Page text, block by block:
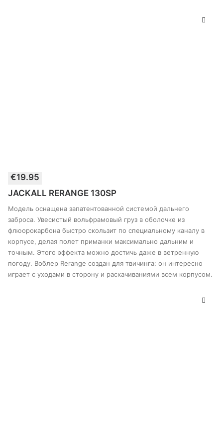
товар
несколько
вариантов.
Опции
можно
выбрать
на
странице
товара
€19.95
JACKALL RERANGE 130SP
Модель оснащена запатентованной системой дальнего
заброса. Увесистый вольфрамовый груз в оболочке из
флюорокарбона быстро скользит по специальному каналу в
корпусе, делая полет приманки максимально дальним и
точным. Этого эффекта можно достичь даже в ветренную
погоду. Воблер Rerange создан для твичинга: он интересно
играет с уходами в сторону и раскачиваниями всем корпусом.